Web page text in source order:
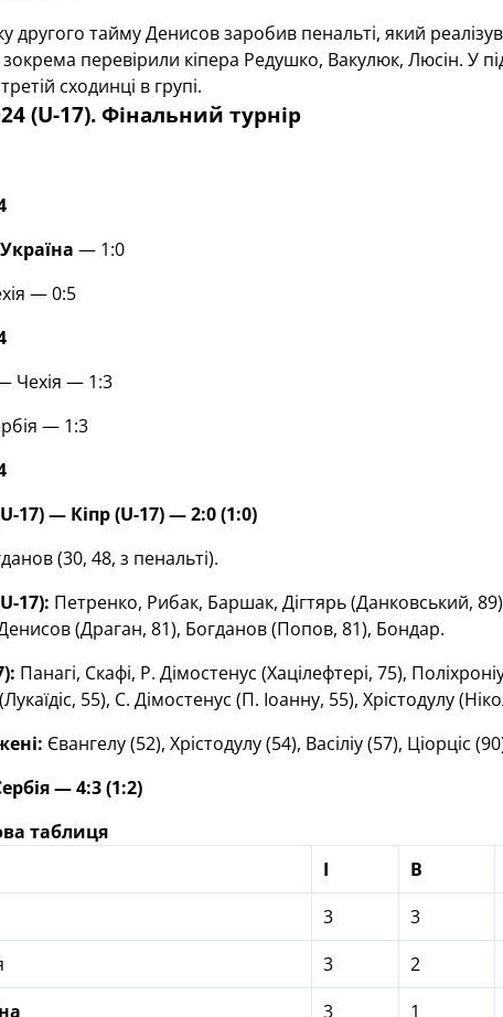
другого тайму Денисов заробив пенальті, який
зокрема перевірили кіпера Редушко, Вакулюк, Люсін.
сходинці в групі.
(U-17). Фінальний турнір
Україна — 1:0
— 0:5
Чехія — 1:3
— 1:3
U-17) — Кіпр (U-17) — 2:0 (1:0)
(30, 48, з пенальті).
U-17): Петренко, Рибак, Баршак, Дігтярь (Данковський,
(Драган, 81), Богданов (Попов, 81), Бондар.
Панагі, Скафі, Р. Дімостенус (Хацілефтері, 75),
55), С. Дімостенус (П. Іоанну, 55), Хрістодулу
Євангелу (52), Хрістодулу (54), Васіліу (57), Ціорціс
— 4:3 (1:2)
таблиця
І
В
3 3
3 2
3 1